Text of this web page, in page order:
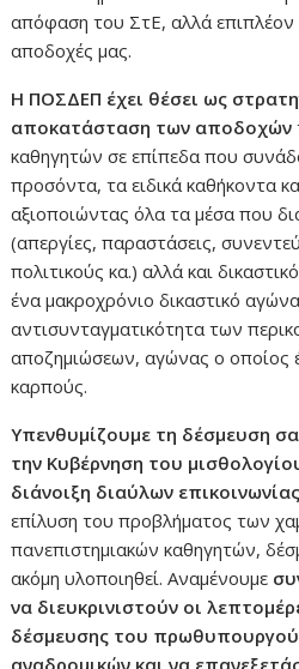
απόφαση του ΣτΕ, αλλά επιπλέον
αποδοχές μας.
Η ΠΟΣΔΕΠ έχει θέσει ως
αποκατάσταση των αποδοχών
καθηγητών σε επίπεδα που
προσόντα, τα ειδικά καθήκοντα
αξιοποιώντας όλα τα μέσα που
(απεργίες, παραστάσεις,
πολιτικούς κα.) αλλά και
ένα μακροχρόνιο δικαστικό
αντισυνταγματικότητα των
αποζημιώσεων, αγώνας ο οποίος
καρπούς.
Υπενθυμίζουμε τη δέσμευση
την Κυβέρνηση του
διάνοιξη διαύλων
επίλυση του προβλήματος των
πανεπιστημιακών καθηγητών,
ακόμη υλοποιηθεί. Αναμένουμε
να διευκρινιστούν οι
δέσμευσης του